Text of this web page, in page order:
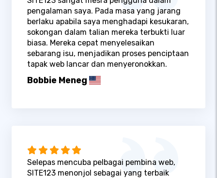
pengalaman saya. Pada masa yang jarang
berlaku apabila saya menghadapi kesukaran,
sokongan dalam talian mereka terbukti luar
biasa. Mereka cepat menyelesaikan
sebarang isu, menjadikan proses penciptaan
tapak web lancar dan menyeronokkan.
Bobbie Meneg
Selepas mencuba pelbagai pembina web,
SITE123 menonjol sebagai yang terbaik